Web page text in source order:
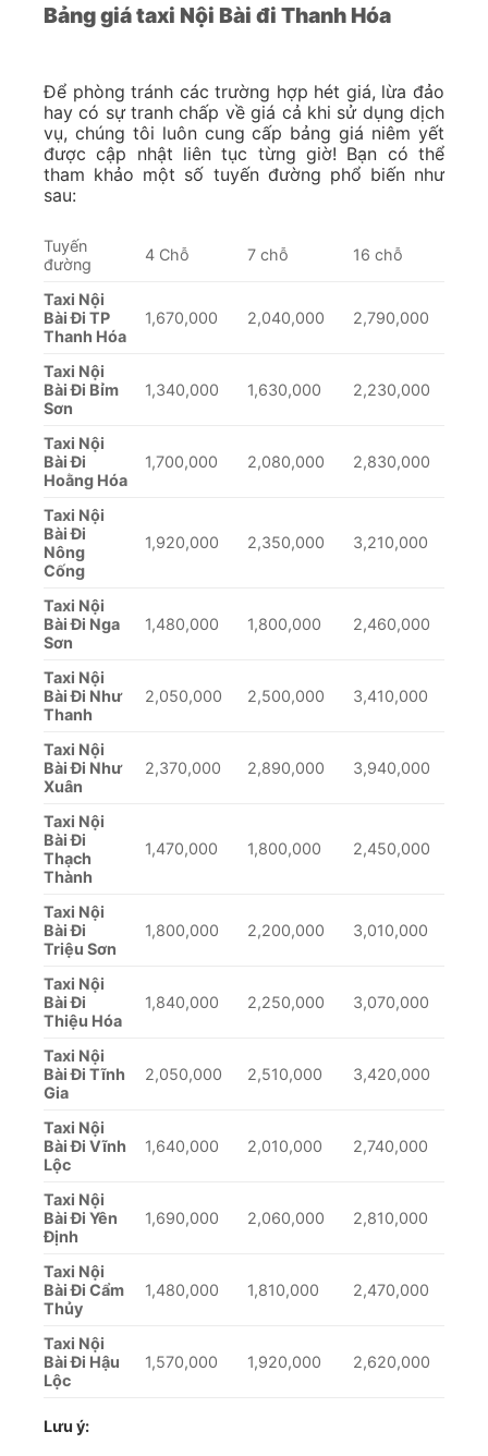
Bảng giá taxi Nội Bài đi Thanh Hóa
Để phòng tránh các trường hợp hét giá, lừa đảo
hay có sự tranh chấp về giá cả khi sử dụng dịch
vụ, chúng tôi luôn cung cấp bảng giá niêm yết
được cập nhật liên tục từng giờ! Bạn có thể
tham khảo một số tuyến đường phổ biến như
sau:
Tuyến
đường
4 Chỗ 7 chỗ 16 chỗ
Taxi Nội
Bài Đi TP
Thanh Hóa
1,670,000 2,040,000 2,790,000
Taxi Nội
Bài Đi Bỉm
Sơn
1,340,000 1,630,000 2,230,000
Taxi Nội
Bài Đi
Hoằng Hóa
1,700,000 2,080,000 2,830,000
Taxi Nội
Bài Đi
Nông
Cống
1,920,000 2,350,000 3,210,000
Taxi Nội
Bài Đi Nga
Sơn
1,480,000 1,800,000 2,460,000
Taxi Nội
Bài Đi Như
Thanh
2,050,000 2,500,000 3,410,000
Taxi Nội
Bài Đi Như
Xuân
2,370,000 2,890,000 3,940,000
Taxi Nội
Bài Đi
Thạch
Thành
1,470,000 1,800,000 2,450,000
Taxi Nội
Bài Đi
Triệu Sơn
1,800,000 2,200,000 3,010,000
Taxi Nội
Bài Đi
Thiệu Hóa
1,840,000 2,250,000 3,070,000
Taxi Nội
Bài Đi Tĩnh
Gia
2,050,000 2,510,000 3,420,000
Taxi Nội
Bài Đi Vĩnh
Lộc
1,640,000 2,010,000 2,740,000
Taxi Nội
Bài Đi Yên
Định
1,690,000 2,060,000 2,810,000
Taxi Nội
Bài Đi Cẩm
Thủy
1,480,000 1,810,000 2,470,000
Taxi Nội
Bài Đi Hậu
Lộc
1,570,000 1,920,000 2,620,000
Lưu ý: